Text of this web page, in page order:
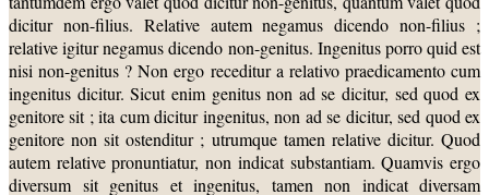
dicitur non-filius. Relative autem negamus dicendo non-filius ;
relative igitur negamus dicendo non-genitus. Ingenitus porro quid est
nisi non-genitus ? Non ergo receditur a relativo praedicamento cum
ingenitus dicitur. Sicut enim genitus non ad se dicitur, sed quod ex
genitore sit ; ita cum dicitur ingenitus, non ad se dicitur, sed quod ex
genitore non sit ostenditur ; utrumque tamen relative dicitur. Quod
autem relative pronuntiatur, non indicat substantiam. Quamvis ergo
diversum sit genitus et ingenitus, tamen non indicat diversam